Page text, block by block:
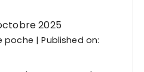
2025
poche
Published on: